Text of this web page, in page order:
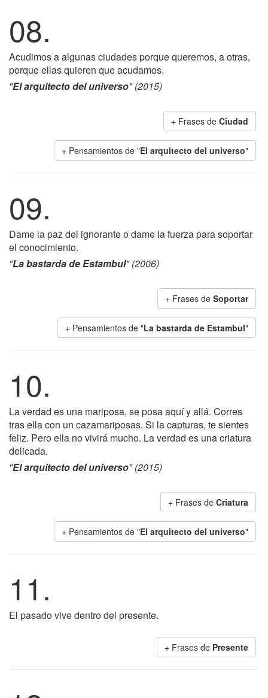
08.
Acudimos a algunas ciudades porque queremos, a otras,
porque ellas quieren que acudamos.
"El arquitecto del universo" (2015)
+ Frases de Ciudad
+ Pensamientos de "El arquitecto del universo"
09.
Dame la paz del ignorante o dame la fuerza para soportar
el conocimiento.
"La bastarda de Estambul" (2006)
+ Frases de Soportar
+ Pensamientos de "La bastarda de Estambul"
10.
La verdad es una mariposa, se posa aquí y allá. Corres
tras ella con un cazamariposas. Si la capturas, te sientes
feliz. Pero ella no vivirá mucho. La verdad es una criatura
delicada.
"El arquitecto del universo" (2015)
+ Frases de Criatura
+ Pensamientos de "El arquitecto del universo"
11.
El pasado vive dentro del presente.
+ Frases de Presente